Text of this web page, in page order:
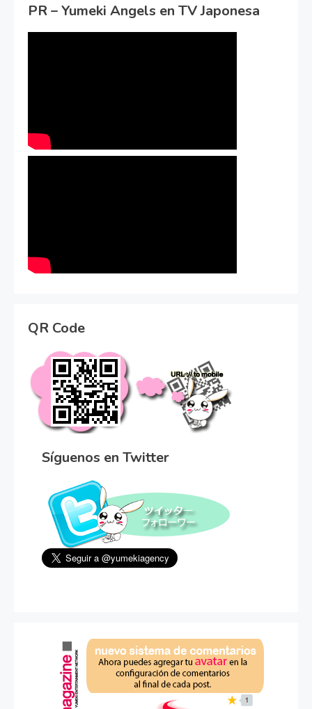
PR – Yumeki Angels en TV Japonesa
QR Code
Síguenos en Twitter